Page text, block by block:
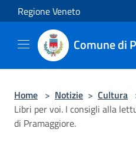
Salta al contenuto principale
Regione Veneto
Comune di
Home > Notizie > Cultura
Libri per voi. I consigli alla
di Pramaggiore.